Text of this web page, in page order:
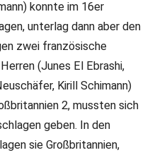
konnte im 16er
unterlag dann aber den
zwei französische
(Junes El Ebrashi,
Kirill Schimann)
2, mussten sich
geben. In den
sie Großbritannien,